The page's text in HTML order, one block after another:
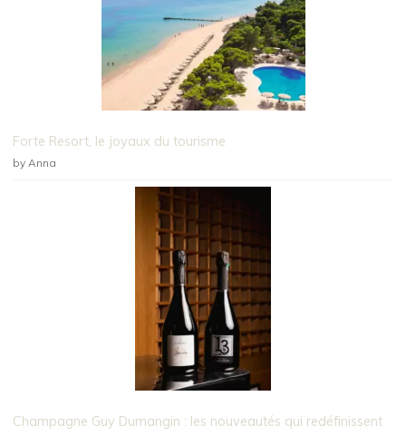
Forte Resort, le joyaux du tourisme
by Anna
Champagne Guy Dumangin : les nouveautés qui redéfinissent